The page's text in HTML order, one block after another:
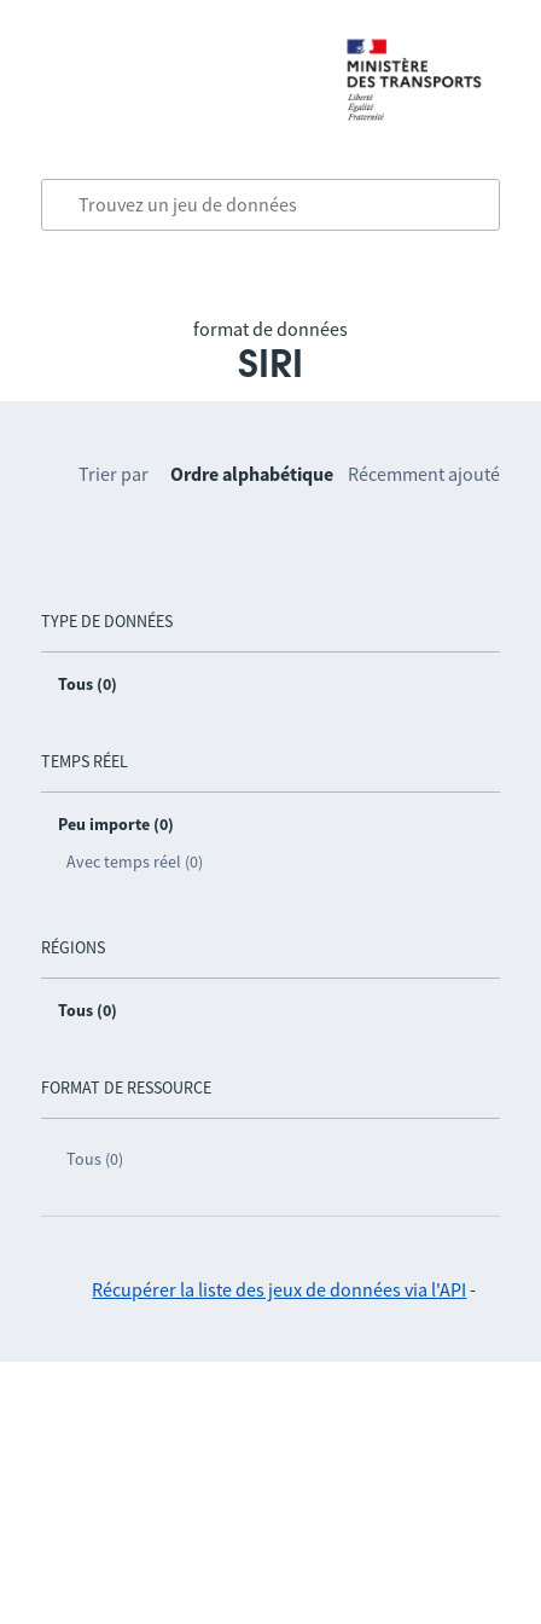
format de données
SIRI
TYPE DE DONNÉES
Tous (0)
TEMPS RÉEL
Peu importe (0)
Avec temps réel (0)
RÉGIONS
Tous (0)
FORMAT DE RESSOURCE
Tous (0)
Trier par Ordre alphabétique Récemment ajouté
Récupérer la liste des jeux de données via l'API -